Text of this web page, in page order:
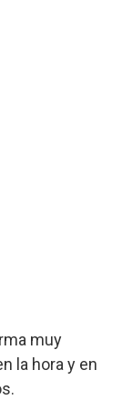
muy
la hora y en